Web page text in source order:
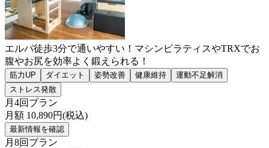
エルパ徒歩3分で通いやすい！マシンピラティスやTRXでお
腹やお尻を効率よく鍛えられる！
筋力UP ダイエット 姿勢改善 健康維持
運動不足解消
ストレス発散
月4回プラン
月額 10,890円(税込)
最新情報を確認
月8回プラン